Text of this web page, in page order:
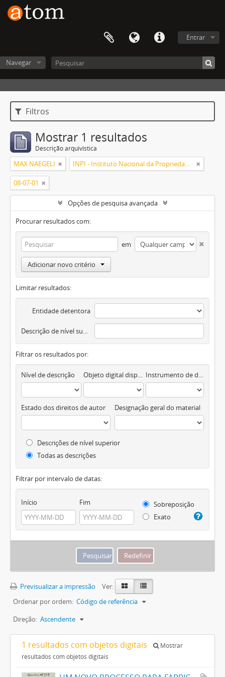
Entrar
Navegar
Filtros
Mostrar 1 resultados
Descrição arquivística
MAX NAEGELI INPI - Instituto Nacional da Propriedade Industrial
08-07-01
Opções de pesquisa avançada
Procurar resultados com:
em
Adicionar novo critério
Limitar resultados:
Entidade detentora
Descrição de nível superior
Filtrar os resultados por:
Nível de descrição Objeto digital disponível Instrumento de descrição documental
Estado dos direitos de autor Designação geral do material
Descrições de nível superior
Todas as descrições
Filtrar por intervalo de datas:
Início Fim
Sobreposição
Exato
Previsualizar a impressão
Ver:
Ordenar por ordem: Código de referência
Direção: Ascendente
1 resultados com objetos digitais
Mostrar
resultados com objetos digitais